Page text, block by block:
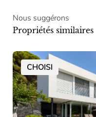
Nous suggérons
Propriétés similaires
CHOISI